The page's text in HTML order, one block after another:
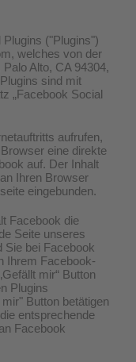
("Plugins")
welches von der
Alto, CA 94304,
sind mit
„Facebook Social
aufrufen,
eine direkte
auf. Der Inhalt
Ihren Browser
eingebunden.
Facebook die
Seite unseres
Sie bei Facebook
Ihrem Facebook-
mir“ Button
Plugins
Button betätigen
entsprechende
Facebook